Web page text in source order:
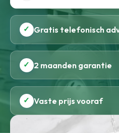
✓ Gratis telefonisch
✓ 2 maanden garantie
✓ Vaste prijs vooraf